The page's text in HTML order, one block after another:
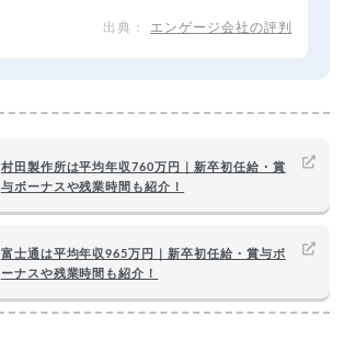
エンゲージ会社の評判
村田製作所は平均年収760万円｜新卒初任給・賞
与ボーナスや残業時間も紹介！
富士通は平均年収965万円｜新卒初任給・賞与ボ
ーナスや残業時間も紹介！